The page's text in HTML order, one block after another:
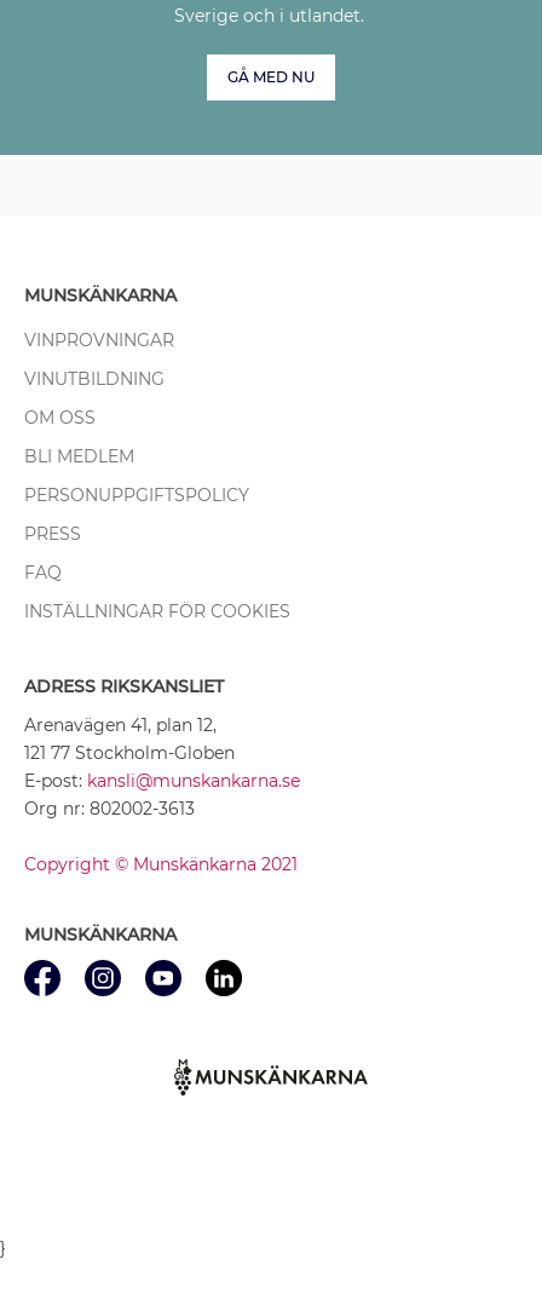
Sverige och i utlandet.
GÅ MED NU
MUNSKÄNKARNA
VINPROVNINGAR
VINUTBILDNING
OM OSS
BLI MEDLEM
PERSONUPPGIFTSPOLICY
PRESS
FAQ
INSTÄLLNINGAR FÖR COOKIES
ADRESS RIKSKANSLIET
Arenavägen 41, plan 12,
121 77 Stockholm-Globen
E-post: kansli@munskankarna.se
Org nr: 802002-3613
Copyright © Munskänkarna 2021
MUNSKÄNKARNA
}